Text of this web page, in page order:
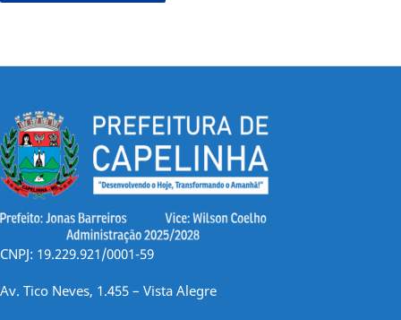
CNPJ: 19.229.921/0001-59
Av. Tico Neves, 1.455 – Vista Alegre